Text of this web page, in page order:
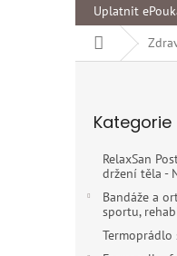
Uplatnit
Domů
kategorie
Kategorie
RelaxSan
držení těla -
Bandáže a
sportu,